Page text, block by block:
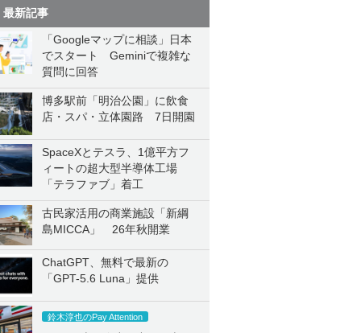
最新記事
「Googleマップに相談」日本
でスタート Geminiで複雑な
質問に回答
博多駅前「明治公園」に飲食
店・スパ・立体園路 7日開園
SpaceXとテスラ、1億平方フ
ィートの超大型半導体工場
「テラファブ」着工
古民家活用の商業施設「新綱
島MICCA」 26年秋開業
ChatGPT、無料で最新の
「GPT-5.6 Luna」提供
鈴木淳也のPay Attention